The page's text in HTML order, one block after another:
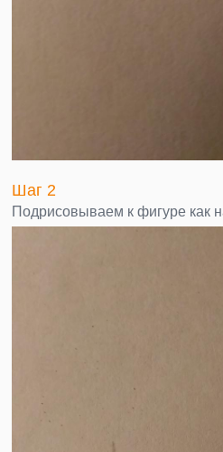
Шаг 2
Подрисовываем к фигуре как